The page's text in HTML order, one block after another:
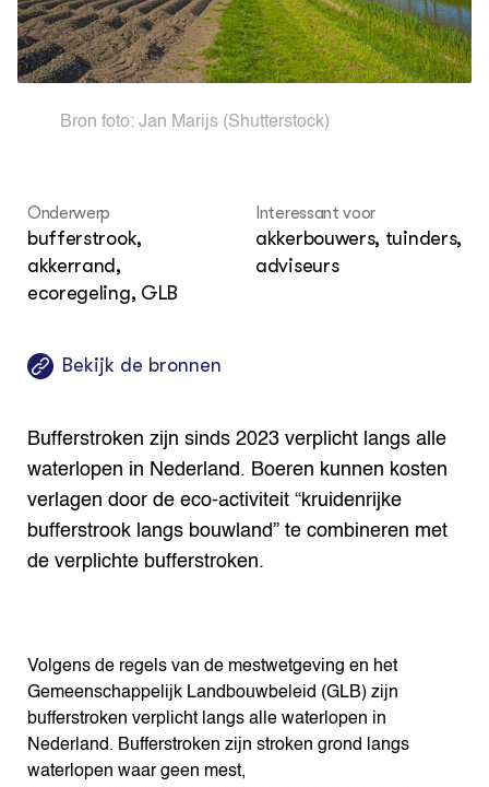
ZIE OOK
In de regio
Lectoraten
LEREN
Wiki Groen Kennisnet
Contact
Search the Knowledge base
Bron foto: Jan Marijs(Shutterstock)
Onderwerp
bufferstrook,
akkerrand,
ecoregeling, GLB
Interessant voor
akkerbouwers, tuinders,
adviseurs
Bekijk de bronnen
Bufferstroken zijn sinds 2023 verplicht langs alle
waterlopen in Nederland. Boeren kunnen kosten
verlagen door de eco-activiteit “kruidenrijke
bufferstrook langs bouwland” te combineren met
de verplichte bufferstroken.
Volgens de regels van de mestwetgeving en het
Gemeenschappelijk Landbouwbeleid (GLB) zijn
bufferstroken verplicht langs alle waterlopen in
Nederland. Bufferstroken zijn stroken grond langs
waterlopen waar geen mest,